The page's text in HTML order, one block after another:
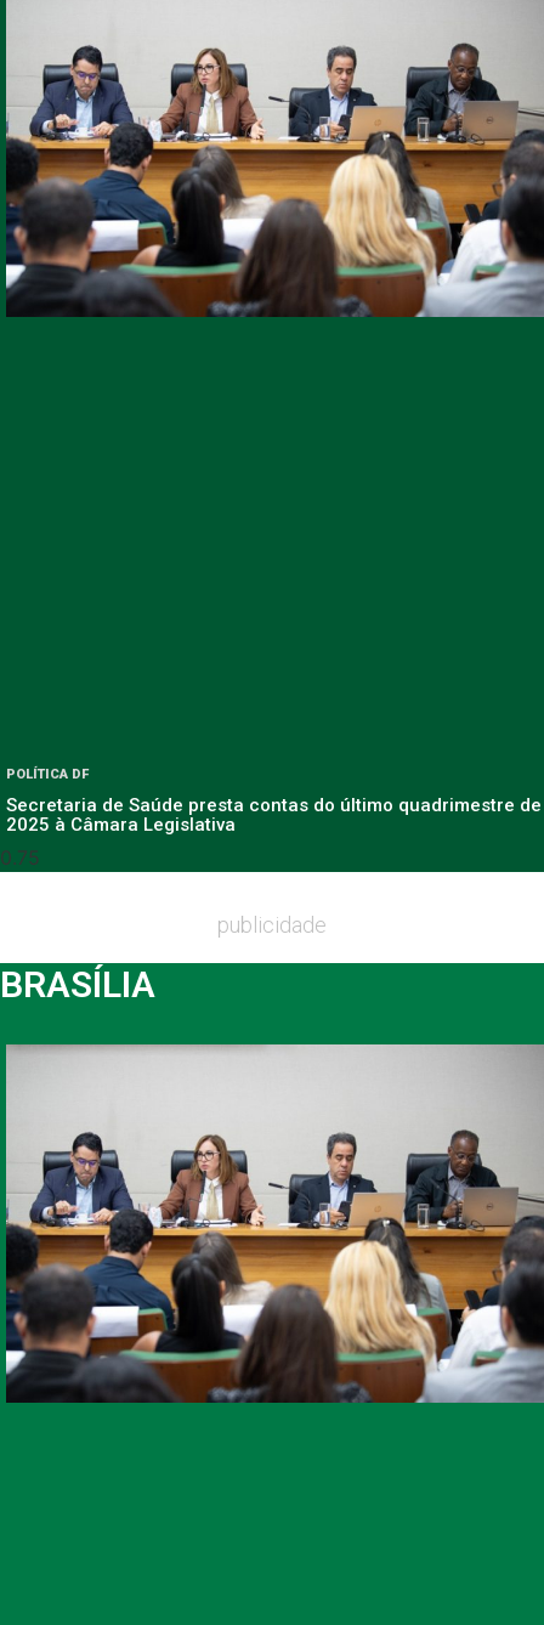
POLÍTICA DF
Secretaria de Saúde presta contas do último quadrimestre de
2025 à Câmara Legislativa
publicidade
BRASÍLIA